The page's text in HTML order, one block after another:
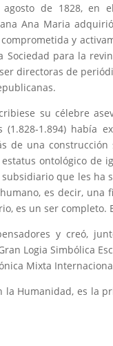
de 1828, en
Ana Maria
y
Sociedad para la
directoras de
su célebre
(1.828-1.894)
de una
ontológico de
que les
es decir,
es un ser completo.
y creó,
Logia Simbólica
Mixta
la Humanidad, es la